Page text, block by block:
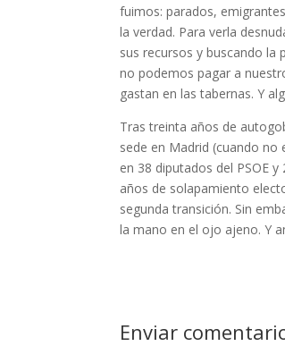
fuimos: parados,
la verdad. Para verla
sus recursos y buscando la
no podemos pagar a
gastan en las tabernas. Y
Tras treinta años de
sede en Madrid (cuando no
en 38 diputados del PSOE
años de solapamiento
segunda transición. Sin
la mano en el ojo ajeno. Y
Enviar